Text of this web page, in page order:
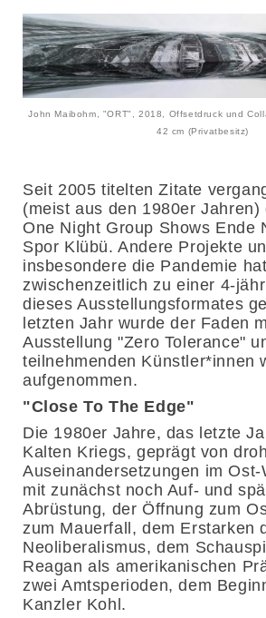
John Maibohm, "ORT", 2018, Offsetdruck und
42 cm (Privatbesitz)
Seit 2005 titelten Zitate
(meist aus den 1980er Jahren)
One Night Group Shows Ende
Spor Klübü. Andere Projekte
insbesondere die Pandemie
zwischenzeitlich zu einer 4-
dieses Ausstellungsformates
letzten Jahr wurde der Faden
Ausstellung "Zero Tolerance"
teilnehmenden Künstler*innen
aufgenommen.
"Close To The Edge"
Die 1980er Jahre, das letzte
Kalten Kriegs, geprägt von
Auseinandersetzungen im
mit zunächst noch Auf- und
Abrüstung, der Öffnung zum
zum Mauerfall, dem Erstarken
Neoliberalismus, dem
Reagan als amerikanischen
zwei Amtsperioden, dem
Kanzler Kohl.